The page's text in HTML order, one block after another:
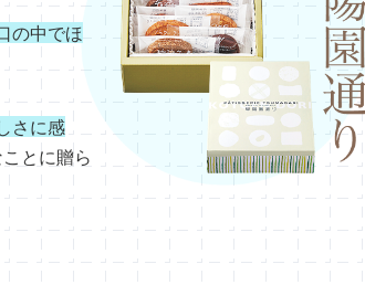
の中でほ
さに感
とに贈ら